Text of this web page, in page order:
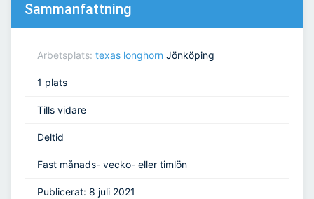
Sammanfattning
Arbetsplats: texas longhorn Jönköping
1 plats
Tills vidare
Deltid
Fast månads- vecko- eller timlön
Publicerat: 8 juli 2021